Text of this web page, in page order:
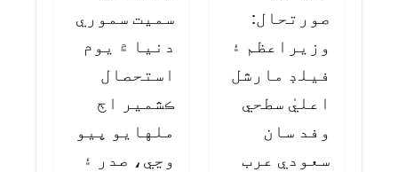
صورتحال:
وزيراعظم ۽
فيلڊ مارشل
اعليٰ سطحي
وفد سان
سعودي عرب
سميت سموري
دنيا ۾ يوم
استحصال
ڪشمير اڄ
ملهايو پيو
وڃي، صدر ۽